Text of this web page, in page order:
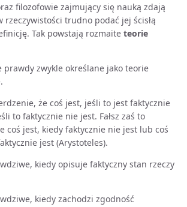
filozofowie zajmujący się nauką zdają
rzeczywistości trudno podać jej ścisłą
Tak powstają rozmaite teorie
prawdy zwykle określane jako teorie
że coś jest, jeśli to jest faktycznie
to faktycznie nie jest. Fałsz zaś to
coś jest, kiedy faktycznie nie jest lub coś
jest (Arystoteles).
kiedy opisuje faktyczny stan rzeczy
kiedy zachodzi zgodność